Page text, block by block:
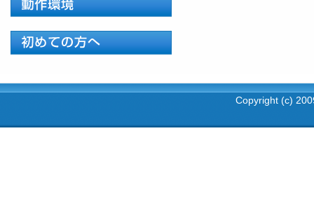
Copyright (c)